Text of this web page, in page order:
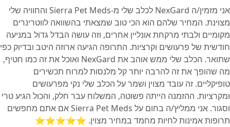
אני מזמין/ה NexGard לכלב שלי מ‑Sierra Pet Meds והחוויה שלי
מצוינת. המחיר שלהם הוא הכי טוב שמצאתי בהשוואה לווטרינרים
מקומיים ולבתי מרקחת אונליין אחרים, וזה עושה הבדל גדול במניעה
חודשית של פרעושים וקרציות. התרופה הגיעה ארוזה היטב ובדיוק כפי
שתואר. הכלב שלי ממש אוהב את NexGard ואוכל את זה כמו חטיף,
מה שהופך את זה להרבה יותר קל מלנסות למרוח תכשירים
טופיקליים. זה עובד מצוין ושמר על הכלב שלי נקי מפרעושים
ומקרציות. ההזמנה הייתה פשוטה, המשלוח עבר חלק, והכול הגיע טרי
וסגור. אני ממליץ/ה בחום על Sierra Pet Meds אם אתם מחפשים
תרופות אמינות לחיות מחמד במחיר מצוין. ⭐️⭐️⭐️⭐️⭐️